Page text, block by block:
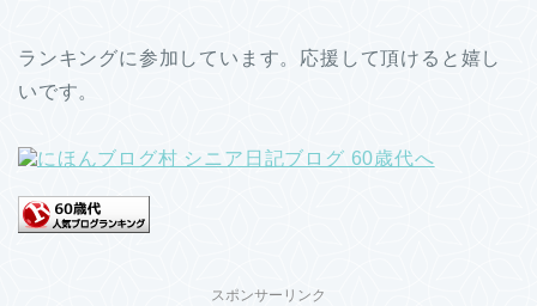
ランキングに参加しています。応援して頂けると嬉し
いです。
スポンサーリンク